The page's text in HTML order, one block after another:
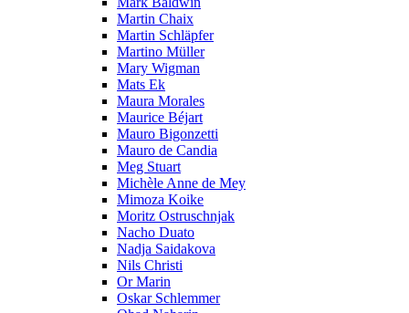
Martin Chaix
Martin Schläpfer
Martino Müller
Mary Wigman
Mats Ek
Maura Morales
Maurice Béjart
Mauro Bigonzetti
Mauro de Candia
Meg Stuart
Michèle Anne de Mey
Mimoza Koike
Moritz Ostruschnjak
Nacho Duato
Nadja Saidakova
Nils Christi
Or Marin
Oskar Schlemmer